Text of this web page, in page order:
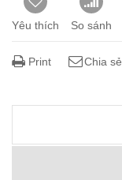
Yêu thích So sánh
Print Chia sẻ